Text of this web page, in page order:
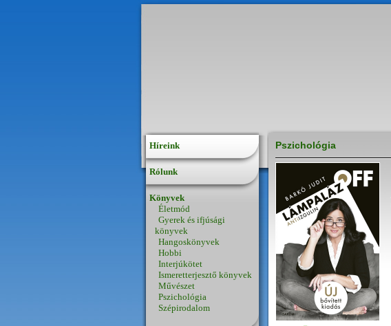
Híreink
Rólunk
Könyvek
Életmód
Gyerek és ifjúsági
könyvek
Hangoskönyvek
Hobbi
Interjúkötet
Ismeretterjesztő könyvek
Művészet
Pszichológia
Szépirodalom
Pszichológia